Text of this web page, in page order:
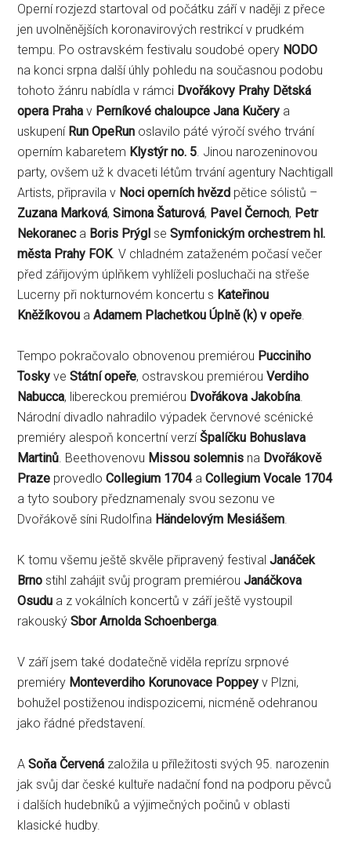
Operní rozjezd startoval od počátku září v naději z přece
jen uvolněnějších koronavirových restrikcí v prudkém
tempu. Po ostravském festivalu soudobé opery NODO
na konci srpna další úhly pohledu na současnou podobu
tohoto žánru nabídla v rámci Dvořákovy Prahy Dětská
opera Praha v Perníkové chaloupce Jana Kučery a
uskupení Run OpeRun oslavilo páté výročí svého trvání
operním kabaretem Klystýr no. 5. Jinou narozeninovou
party, ovšem už k dvaceti létům trvání agentury Nachtigall
Artists, připravila v Noci operních hvězd pětice sólistů –
Zuzana Marková,Simona Šaturová, Pavel Černoch, Petr
Nekoraneca Boris Prýgl seSymfonickým orchestrem hl.
města Prahy FOK. V chladném zataženém počasí večer
před zářijovým úplňkem vyhlíželi posluchači na střeše
Lucerny při nokturnovém koncertu s Kateřinou
Kněžíkovou aAdamem Plachetkou Úplně (k) v opeře.
Tempo pokračovalo obnovenou premiérou Pucciniho
Tosky veStátní opeře, ostravskou premiérouVerdiho
Nabucca, libereckou premiérou Dvořákova Jakobína.
Národní divadlo nahradilo výpadek červnové scénické
premiéry alespoň koncertní verzíŠpalíčku Bohuslava
Martinů. Beethovenovu Missou solemnis na Dvořákově
Praze provedloCollegium 1704aCollegium Vocale 1704
a tyto soubory předznamenaly svou sezonu ve
Dvořákově síni Rudolfina Händelovým Mesiášem.
K tomu všemu ještě skvěle připravený festivalJanáček
Brno stihl zahájit svůj program premiérouJanáčkova
Osudu a z vokálních koncertů v září ještě vystoupil
rakouskýSbor Arnolda Schoenberga.
V září jsem také dodatečně viděla reprízu srpnové
premiéry Monteverdiho Korunovace Poppey v Plzni,
bohužel postiženou indispozicemi, nicméně odehranou
jako řádné představení.
ASoňa Červená založila u příležitosti svých 95. narozenin
jak svůj dar české kultuře nadační fond na podporu pěvců
i dalších hudebníků a výjimečných počinů v oblasti
klasické hudby.